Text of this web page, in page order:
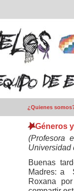
¿Quienes
Géneros
(Profesora
Universidad
Buenas
Madres: a
Roxana